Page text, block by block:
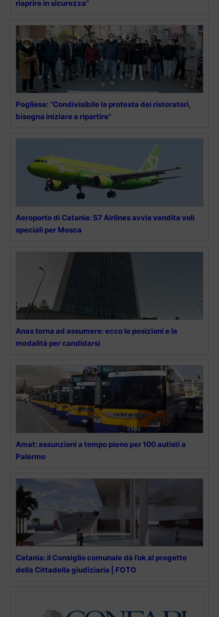
riaprire in sicurezza”
Pogliese: “Condivisibile la protesta dei ristoratori,
bisogna iniziare a ripartire”
Aeroporto di Catania: S7 Airlines avvia vendita voli
speciali per Mosca
Anas torna ad assumere: ecco le posizioni e le
modalità per candidarsi
Amat: assunzioni a tempo pieno per 100 autisti a
Palermo
Catania: il Consiglio comunale dà l’ok al progetto
della Cittadella giudiziaria | FOTO